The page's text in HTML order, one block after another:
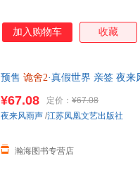
加入购物车 收藏
预售 诡舍2·真假世界 亲签 夜
¥67.08 定价： ¥67.08
瀚海图书专营店
夜来风雨声 /江苏凤凰文艺出版社